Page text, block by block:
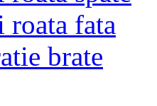
roata fata
brate